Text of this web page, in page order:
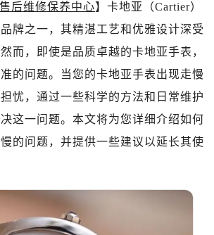
后维修保养中心】卡地亚（Cartier）
牌之一，其精湛工艺和优雅设计深受
而，即使是品质卓越的卡地亚手表，
的问题。当您的卡地亚手表出现走慢
忧，通过一些科学的方法和日常维护
这一问题。本文将为您详细介绍如何
的问题，并提供一些建议以延长其使